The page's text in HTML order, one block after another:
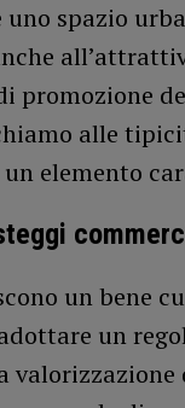
uno spazio
promozione
alle
elemento
un bene
un